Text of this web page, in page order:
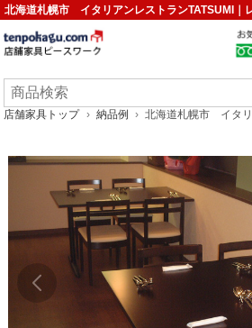
北海道札幌市 イタリアンレストランTATSUMI｜
店舗家具トップ 納品例 北海道札幌市 イタリ